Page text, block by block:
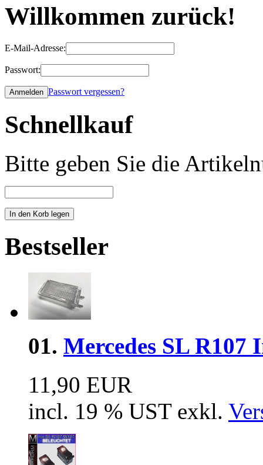
Willkommen zurück!
E-Mail-Adresse:
Passwort:
Passwort vergessen?
Schnellkauf
Bitte geben Sie die
Bestseller
01. Mercedes SL R107
11,90 EUR
incl. 19 % UST exkl.